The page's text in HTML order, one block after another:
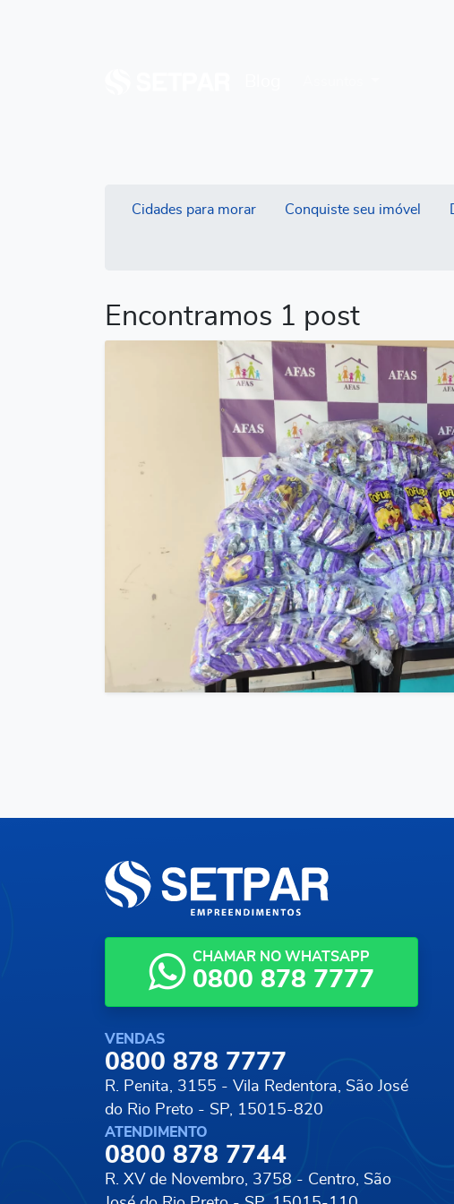
Cidades para morar Conquiste seu imóvel
Encontramos 1 post
CHAMAR NO WHATSAPP
0800 878 7777
VENDAS
0800 878 7777
R. Penita, 3155 - Vila Redentora, São José
do Rio Preto - SP, 15015-820
ATENDIMENTO
0800 878 7744
R. XV de Novembro, 3758 - Centro, São